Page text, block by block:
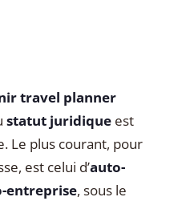
travel planner
statut juridique est
Le plus courant, pour
est celui d’auto-
entreprise, sous le